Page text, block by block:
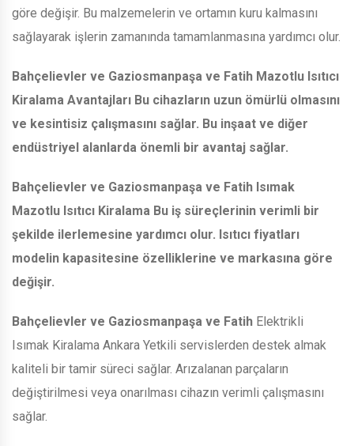
göre değişir. Bu malzemelerin ve ortamın kuru kalmasını
sağlayarak işlerin zamanında tamamlanmasına yardımcı olur.
Bahçelievler ve Gaziosmanpaşa ve Fatih Mazotlu Isıtıcı
Kiralama Avantajları Bu cihazların uzun ömürlü olmasını
ve kesintisiz çalışmasını sağlar. Bu inşaat ve diğer
endüstriyel alanlarda önemli bir avantaj sağlar.
Bahçelievler ve Gaziosmanpaşa ve Fatih Isımak
Mazotlu Isıtıcı Kiralama Bu iş süreçlerinin verimli bir
şekilde ilerlemesine yardımcı olur. Isıtıcı fiyatları
modelin kapasitesine özelliklerine ve markasına göre
değişir.
Bahçelievler ve Gaziosmanpaşa ve Fatih Elektrikli
Isımak Kiralama Ankara Yetkili servislerden destek almak
kaliteli bir tamir süreci sağlar. Arızalanan parçaların
değiştirilmesi veya onarılması cihazın verimli çalışmasını
sağlar.